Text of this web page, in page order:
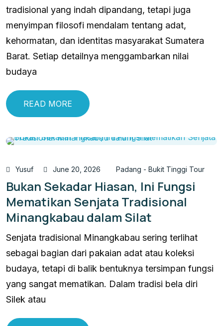
tradisional yang indah dipandang, tetapi juga
menyimpan filosofi mendalam tentang adat,
kehormatan, dan identitas masyarakat Sumatera
Barat. Setiap detailnya menggambarkan nilai
budaya
READ MORE
Yusuf June 20, 2026 Padang - Bukit Tinggi Tour
Bukan Sekadar Hiasan, Ini Fungsi
Mematikan Senjata Tradisional
Minangkabau dalam Silat
Senjata tradisional Minangkabau sering terlihat
sebagai bagian dari pakaian adat atau koleksi
budaya, tetapi di balik bentuknya tersimpan fungsi
yang sangat mematikan. Dalam tradisi bela diri
Silek atau